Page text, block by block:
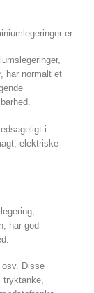
er:
har normalt et
i
elektriske
har god
osv. Disse
tryktanke,